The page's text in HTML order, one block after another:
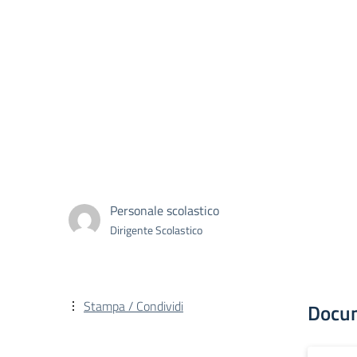
Personale scolastico
Dirigente Scolastico
Stampa / Condividi